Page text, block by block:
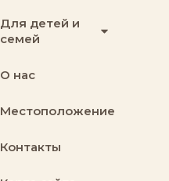
Для детей и
семей
О нас
Местоположение
Контакты